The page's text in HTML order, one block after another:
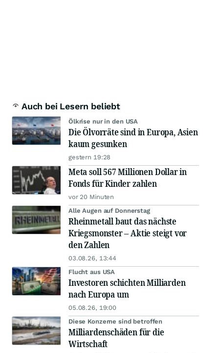
Auch bei Lesern beliebt
Ölkrise nur in den USA
Die Ölvorräte sind in Europa, Asien
kaum gesunken
gestern 19:28
Meta soll 567 Millionen Dollar in
Fonds für Kinder zahlen
vor 20 Minuten
Alle Augen auf Donnerstag
Rheinmetall baut das nächste
Kriegsmonster – Aktie steigt vor
den Zahlen
03.08.26, 13:44
Flucht aus USA
Investoren schichten Milliarden
nach Europa um
05.08.26, 19:00
Diese Konzerne sind betroffen
Milliardenschäden für die
Wirtschaft